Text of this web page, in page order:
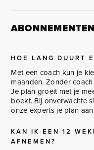
ABONNEMENTEN
HOE LANG DUURT
Met een coach kun je
maanden. Zonder
Je plan groeit met je
boekt. Bij onverwachte
onze experts je plan
KAN IK EEN 12
AFNEMEN?